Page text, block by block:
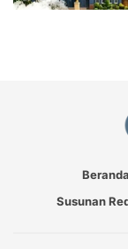
Beranda
Susunan